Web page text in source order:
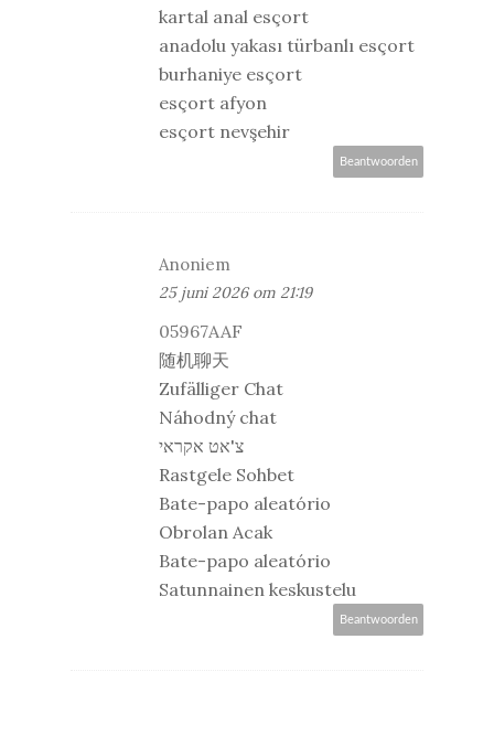
kartal anal esçort
anadolu yakası türbanlı esçort
burhaniye esçort
esçort afyon
esçort nevşehir
Beantwoorden
Anoniem
25 juni 2026 om 21:19
05967AAF
随机聊天
Zufälliger Chat
Náhodný chat
צ'אט אקראי
Rastgele Sohbet
Bate-papo aleatório
Obrolan Acak
Bate-papo aleatório
Satunnainen keskustelu
Beantwoorden